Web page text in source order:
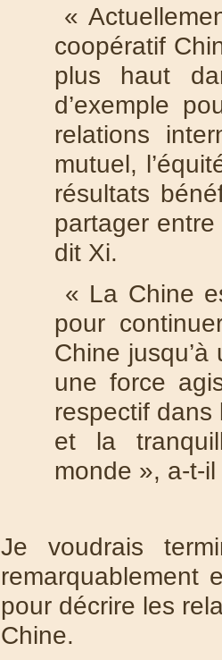
«
coopératif
plus haut
d’exemple
relations
mutuel,
résultats
partager
dit Xi.
« La Chine
pour
Chine
une force
respectif
et la
monde », a-t-
Je voudrais
pour décrire les
Chine.